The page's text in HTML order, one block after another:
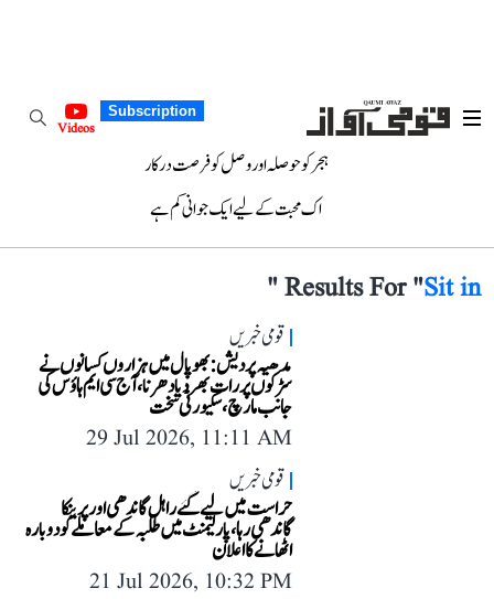
Subscription
Videos
ہجر کو حوصلہ اور وصل کو فرصت درکار
اک محبت کے لیے ایک جوانی کم ہے
Results For "Sit in
"
قومی خبریں
مدھیہ پردیش: بھوپال میں ہزاروں کسانوں نے
سڑکوں پر رات بھر دیا دھرنا، آج سی ایم ہاؤس کی
جانب مارچ، سکیورٹی سخت
29 Jul 2026, 11:11 AM
قومی خبریں
حراست میں لیے گئے راہل گاندھی اور پرینکا
گاندھی رہا، پارلیمنٹ میں طلبہ کے معاملے کو دوبارہ
اٹھانے کا اعلان
21 Jul 2026, 10:32 PM